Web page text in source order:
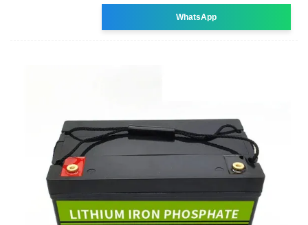
WhatsApp